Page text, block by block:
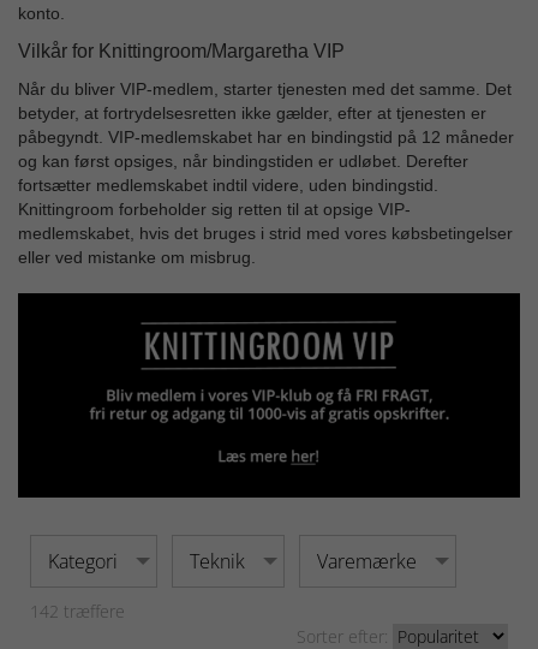
konto.
Vilkår for Knittingroom/Margaretha VIP
Når du bliver VIP-medlem, starter tjenesten med det samme. Det
betyder, at fortrydelsesretten ikke gælder, efter at tjenesten er
påbegyndt. VIP-medlemskabet har en bindingstid på 12 måneder
og kan først opsiges, når bindingstiden er udløbet. Derefter
fortsætter medlemskabet indtil videre, uden bindingstid.
Knittingroom forbeholder sig retten til at opsige VIP-
medlemskabet, hvis det bruges i strid med vores købsbetingelser
eller ved mistanke om misbrug.
Kategori Teknik Varemærke
142 træffere
Sorter efter: